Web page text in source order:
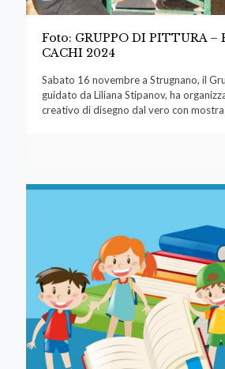
Foto: GRUPPO DI PITTURA –
CACHI 2024
Sabato 16 novembre a Strugnano, il
guidato da Liliana Stipanov, ha
creativo di disegno dal vero con